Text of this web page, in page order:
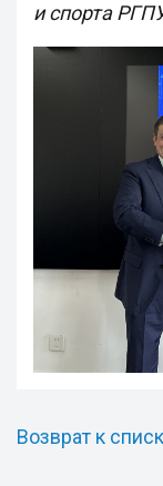
и спорта
Возврат к